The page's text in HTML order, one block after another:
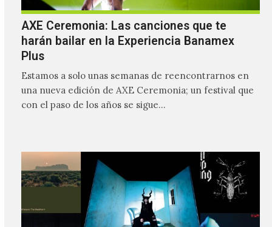
AXE Ceremonia: Las canciones que te
harán bailar en la Experiencia Banamex
Plus
Estamos a solo unas semanas de reencontrarnos en
una nueva edición de AXE Ceremonia; un festival que
con el paso de los años se sigue…